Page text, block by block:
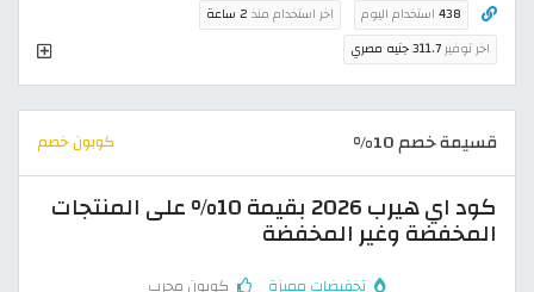
438 استخدام اليوم اخر استخدام منذ 2 ساعة
اخر توفير311.7 جنيه مصري
قسيمة خصم 10% كوبون خصم
كود اي هيرب 2026 بقيمة 10% على المنتجات
المخفضة وغير المخفضة